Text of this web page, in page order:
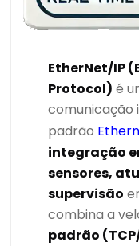
EtherNet/IP
Protocol) é
comunicação
padrão
integração
sensores,
supervisão
combina a
padrão